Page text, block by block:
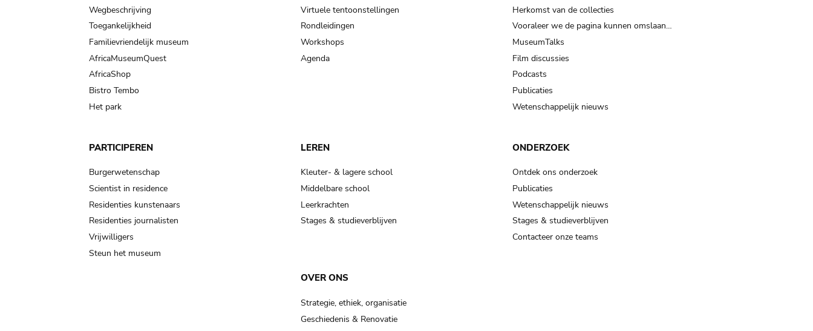
Wegbeschrijving
Toegankelijkheid
Familievriendelijk museum
AfricaMuseumQuest
AfricaShop
Bistro Tembo
Het park
Virtuele tentoonstellingen
Rondleidingen
Workshops
Agenda
Herkomst van de collecties
Vooraleer we de pagina kunnen omslaan…
MuseumTalks
Film discussies
Podcasts
Publicaties
Wetenschappelijk nieuws
PARTICIPEREN
Burgerwetenschap
Scientist in residence
Residenties kunstenaars
Residenties journalisten
Vrijwilligers
Steun het museum
LEREN
Kleuter- & lagere school
Middelbare school
Leerkrachten
Stages & studieverblijven
ONDERZOEK
Ontdek ons onderzoek
Publicaties
Wetenschappelijk nieuws
Stages & studieverblijven
Contacteer onze teams
OVER ONS
Strategie, ethiek, organisatie
Geschiedenis & Renovatie